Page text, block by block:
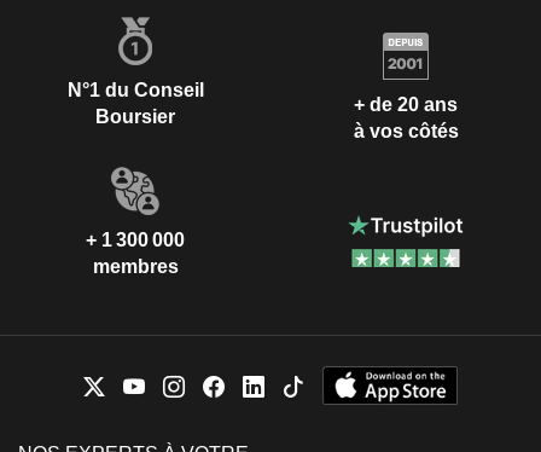
N°1 du Conseil
Boursier
+ de 20 ans
à vos côtés
+ 1 300 000
membres